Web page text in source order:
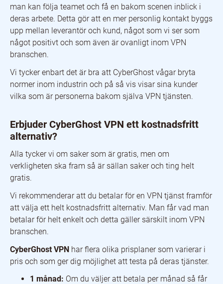
man kan följa teamet och få en bakom scenen inblick i
deras arbete. Detta gör att en mer personlig kontakt byggs
upp mellan leverantör och kund, något som vi ser som
något positivt och som även är ovanligt inom VPN
branschen.
Vi tycker enbart det är bra att CyberGhost vågar bryta
normer inom industrin och på så vis visar sina kunder
vilka som är personerna bakom själva VPN tjänsten.
Erbjuder CyberGhost VPN ett kostnadsfritt
alternativ?
Alla tycker vi om saker som är gratis, men om
verkligheten ska fram så är sällan saker och ting helt
gratis.
Vi rekommenderar att du betalar för en VPN tjänst framför
att välja ett helt kostnadsfritt alternativ. Man får vad man
betalar för helt enkelt och detta gäller särskilt inom VPN
branschen.
CyberGhost VPN har flera olika prisplaner som varierar i
pris och som ger dig möjlighet att testa på deras tjänster.
1 månad: Om du väljer att betala per månad så får